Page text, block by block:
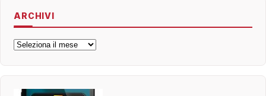
ARCHIVI
Archivi